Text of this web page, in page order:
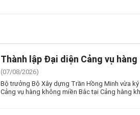
Thành lập Đại diện Cảng vụ
(07/08/2026)
Bộ trưởng Bộ Xây dựng Trần Hồng Minh vừa
Cảng vụ hàng không miền Bắc tại Cảng hàng